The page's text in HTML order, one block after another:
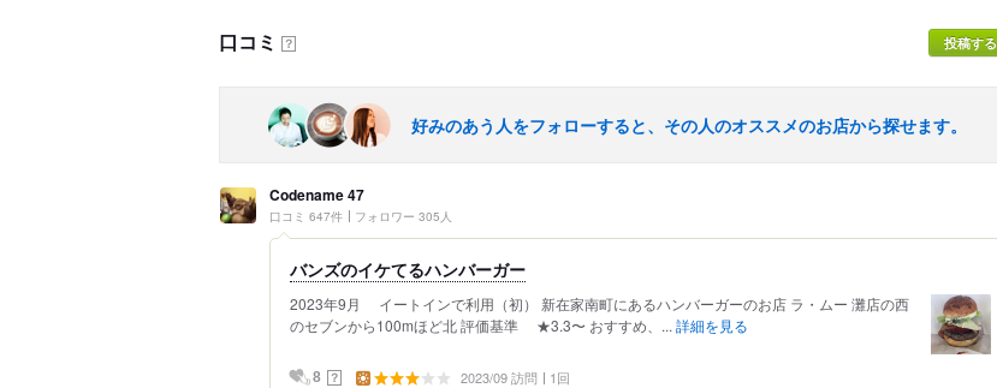
口コミ ？ 投稿する
好みのあう人をフォローすると、その人のオススメのお店から探せます。
Codename 47
口コミ 647件 フォロワー 305人
バンズのイケてるハンバーガー
2023年9月 イートインで利用（初） 新在家南町にあるハンバーガーのお店 ラ・ムー 灘店の西
のセブンから100mほど北 評価基準 ★3.3〜 おすすめ、... 詳細を見る
8 ？ 2023/09 訪問 1回